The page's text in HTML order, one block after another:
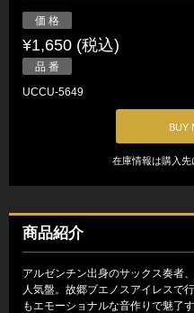
価 格
¥1,650 (税込)
品 番
UCCU-5649
BUY
在庫情報は購入先
商品紹介
アルゼンチン出身のサックス奏者
人気盤。故郷ブエノスアイレスで
もエモーショナルな音作りで魅了